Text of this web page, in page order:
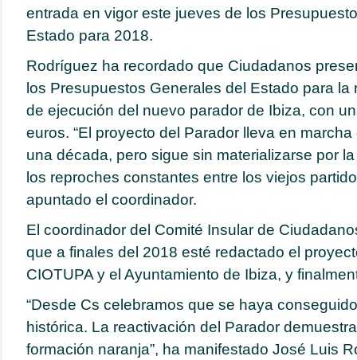
entrada en vigor este jueves de los
Estado para 2018.
Rodríguez ha recordado que Ciudadanos
los Presupuestos Generales del Estado para
de ejecución del nuevo parador de Ibiza, con
euros. “El proyecto del Parador lleva en
una década, pero sigue sin materializarse por
los reproches constantes entre los viejos
apuntado el coordinador.
El coordinador del Comité Insular de
que a finales del 2018 esté redactado el
CIOTUPA y el Ayuntamiento de Ibiza, y
“Desde Cs celebramos que se haya
histórica. La reactivación del Parador
formación naranja”, ha manifestado José Luis